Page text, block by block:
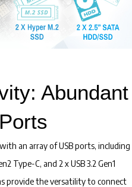
Abundant
an array of USB ports, including
Type-C, and 2 x USB 3.2 Gen1
provide the versatility to connect